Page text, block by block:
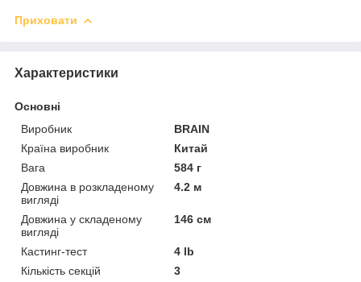
Приховати
Характеристики
Основні
Виробник
BRAIN
Країна виробник
Китай
Вага
584 г
Довжина в розкладеному
вигляді
4.2 м
Довжина у складеному
вигляді
146 см
Кастинг-тест
4 lb
Кількість секцій
3